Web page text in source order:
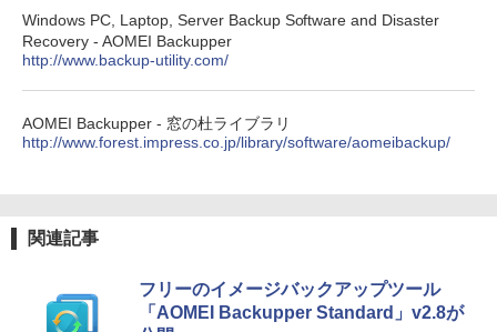
￥99
1冊ですべて身につくHTML & CSSとWe
bデザイン入門講座［第2版］
￥1,292
￥1,600
ブラック
￥27,980
Amazon Kindle Colorsoft | 16GBストレ
ージ、防水、7インチカラーディスプレ
New Amazon Kindle Scribe Colorsoft |
Windows PC, Laptop, Server Backup Software and Disaster
Recovery - AOMEI Backupper
http://www.backup-utility.com/
AOMEI Backupper - 窓の杜ライブラリ
http://www.forest.impress.co.jp/library/software/aomeibackup/
関連記事
フリーのイメージバックアップツール
「AOMEI Backupper Standard」v2.8が